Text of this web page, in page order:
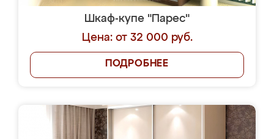
Шкаф-купе "Парес"
Цена: от 32 000 руб.
ПОДРОБНЕЕ